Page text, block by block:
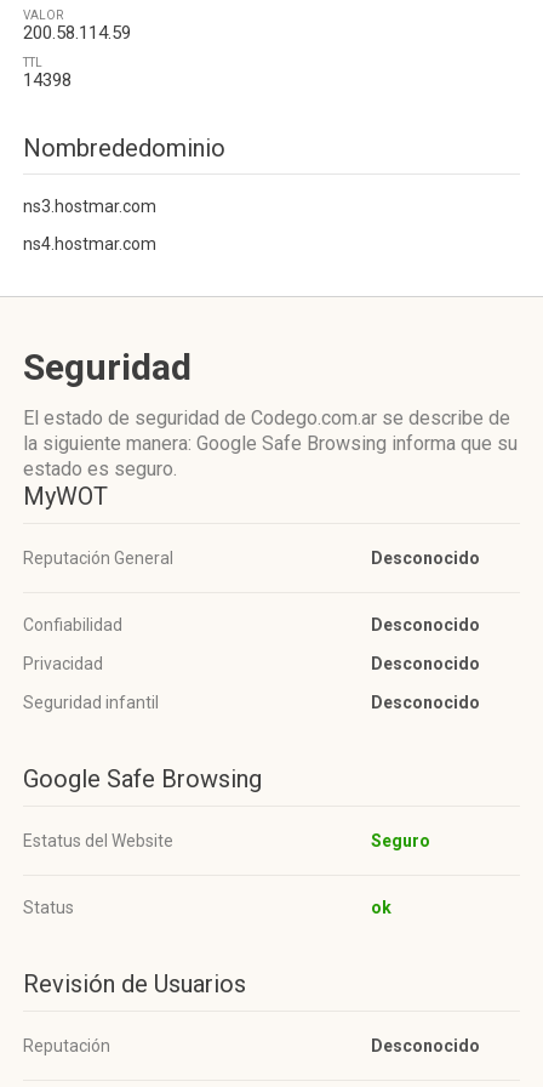
VALOR
200.58.114.59
TTL
14398
Nombrededominio
ns3.hostmar.com
ns4.hostmar.com
Seguridad
El estado de seguridad de Codego.com.ar se describe de
la siguiente manera: Google Safe Browsing informa que su
estado es seguro.
MyWOT
Reputación General Desconocido
Confiabilidad
Desconocido
Privacidad
Desconocido
Seguridad infantil
Desconocido
Google Safe Browsing
Estatus del Website Seguro
Status ok
Revisión de Usuarios
Reputación Desconocido